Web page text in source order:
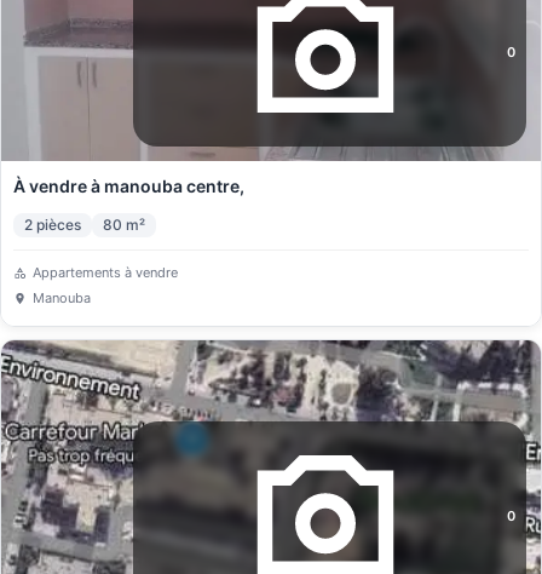
0
À vendre à manouba centre,
2 pièces 80 m²
Appartements à vendre
Manouba
0